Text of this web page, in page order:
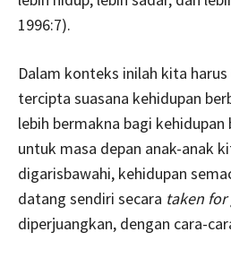
1996:7).
Dalam konteks inilah kita
tercipta suasana kehidupan
lebih bermakna bagi
untuk masa depan anak-anak
digarisbawahi, kehidupan
datang sendiri secara taken
diperjuangkan, dengan cara-